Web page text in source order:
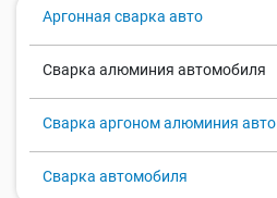
Аргонная сварка авто
Сварка алюминия автомобиля
Сварка аргоном алюминия авто
Сварка автомобиля